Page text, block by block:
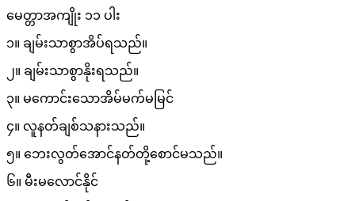
မေတ္တာအကျိုး ၁၁ ပါး
၁။ ချမ်းသာစွာအိပ်ရသည်။
၂။ ချမ်းသာစွာနိုးရသည်။
၃။ မကောင်းသောအိမ်မက်မမြင်
၄။ လူနတ်ချစ်သနားသည်။
၅။ ဘေးလွတ်အောင်နတ်တို့စောင်မသည်။
၆။ မီးမလောင်နိုင်